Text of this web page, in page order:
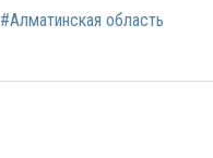
#Алматинская область